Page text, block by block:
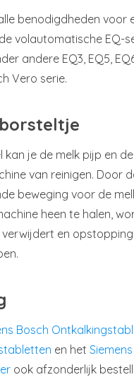
benodigdheden voor
volautomatische EQ-
andere EQ3, EQ5,
Vero serie.
kan je de melk pijp en
van reinigen. Door
beweging voor de
heen te halen,
en
Bosch
en het
ook afzonderlijk